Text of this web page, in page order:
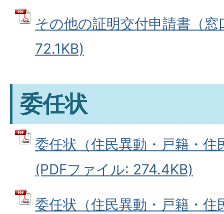
その他の証明交付申請書（
72.1KB)
委任状
委任状（住民異動・戸籍・住
(PDFファイル: 274.4KB)
委任状（住民異動・戸籍・住